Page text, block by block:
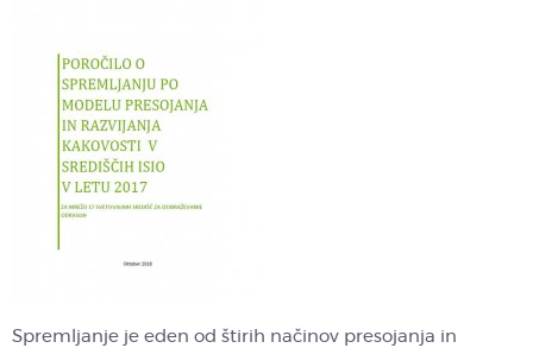
Spremljanje je eden od štirih načinov presojanja in